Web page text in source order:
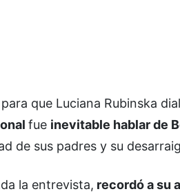
que Luciana Rubinska
fue inevitable hablar de
de sus padres y su
la entrevista, recordó a su